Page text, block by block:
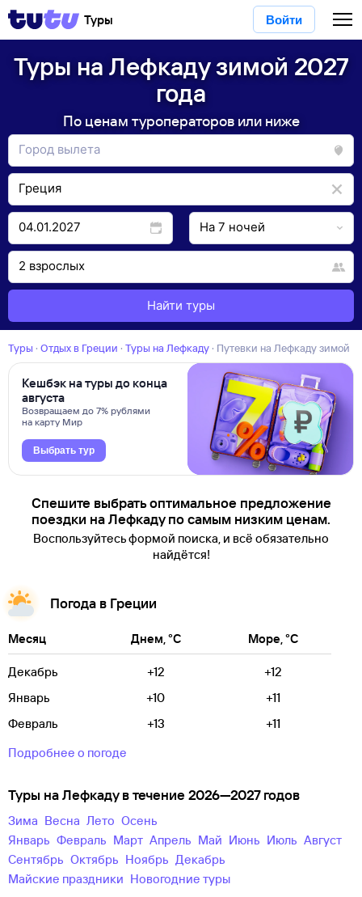
Туры Войти
Туры на Лефкаду зимой 2027
года
По ценам туроператоров или ниже
Найти туры
Туры · Отдых в Греции · Туры на Лефкаду · Путевки на Лефкаду зимой
Кешбэк на туры до конца
августа
Возвращаем до 7% рублями
на карту Мир
Выбрать тур
Спешите выбрать оптимальное предложение
поездки на Лефкаду по самым низким ценам.
Воспользуйтесь формой поиска, и всё обязательно
найдётся!
Погода в Греции
Месяц Днем, °C Море, °C
Декабрь +12
+12
Январь
+10
+11
Февраль
+13
+11
Подробнее о погоде
Туры на Лефкаду в течение 2026—2027 годов
зима весна лето
осень
Январь
Февраль Март Апрель Май Июнь Июль
Август
Сентябрь
Октябрь Ноябрь
Декабрь
майские праздники
новогодние туры